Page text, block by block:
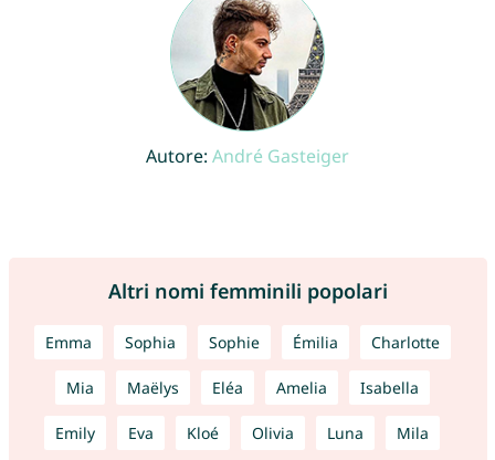
Autore: André Gasteiger
Altri nomi femminili popolari
Emma Sophia Sophie Émilia Charlotte
Mia Maëlys Eléa Amelia Isabella
Emily Eva Kloé Olivia Luna Mila